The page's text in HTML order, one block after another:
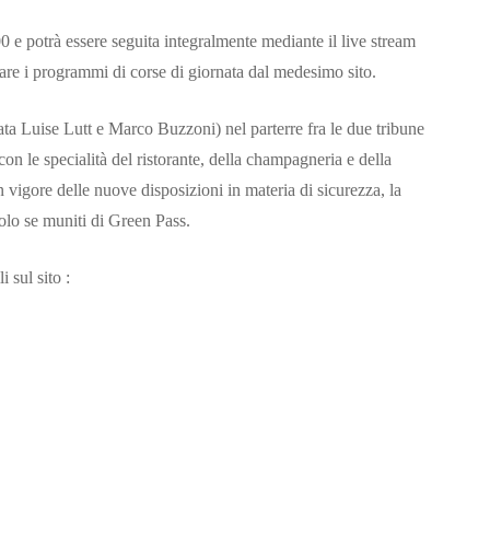
potrà essere seguita integralmente mediante il live stream
i programmi di corse di giornata dal medesimo sito.
Luise Lutt e Marco Buzzoni) nel parterre fra le due tribune
le specialità del ristorante, della champagneria e della
vigore delle nuove disposizioni in materia di sicurezza, la
se muniti di Green Pass.
sul sito :